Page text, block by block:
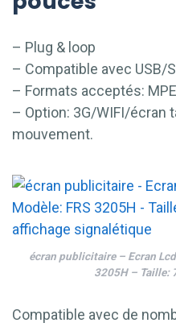
– Plug & loop
– Compatible avec USB/
– Formats acceptés:
– Option: 3G/WIFI/écran
mouvement.
écran publicitaire – Ecran
3205H – Taille:
Compatible avec de